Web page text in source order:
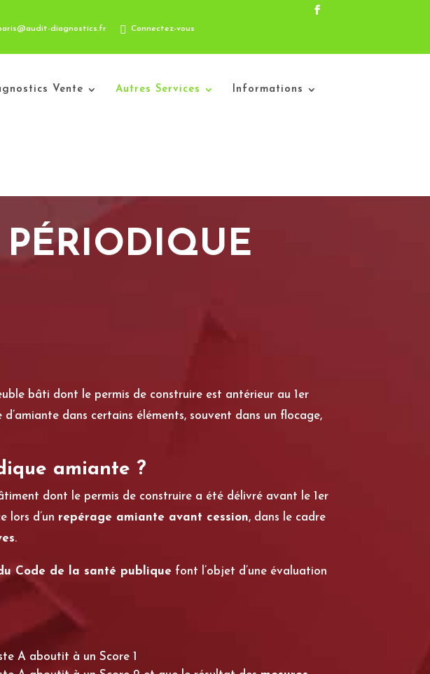
diagnostics.fr
Connectez-vous
Vente Autres Services Informations
bâti dont le permis de construire est antérieur au 1er
dans certains éléments, souvent dans un flocage,
amiante ?
dont le permis de construire a été délivré avant le 1er
lors d’un repérage amiante avant cession, dans le cadre
.
Code de la santé publique font l’objet d’une évaluation
A aboutit à un Score 1